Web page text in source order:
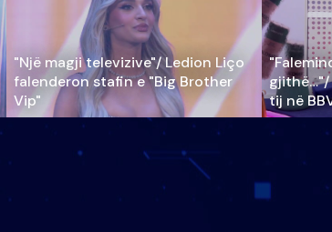
"Një magji televizive"/ Ledion Liço
falenderon stafin e "Big Brother
Vip"
gjithë…"/
tij në